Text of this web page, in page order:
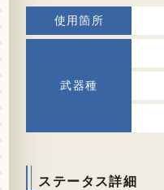
ステータス詳細